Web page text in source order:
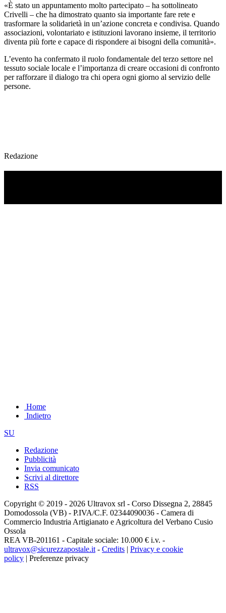
«È stato un appuntamento molto partecipato – ha sottolineato
Crivelli – che ha dimostrato quanto sia importante fare rete e
trasformare la solidarietà in un’azione concreta e condivisa. Quando
associazioni, volontariato e istituzioni lavorano insieme, il territorio
diventa più forte e capace di rispondere ai bisogni della comunità».
L’evento ha confermato il ruolo fondamentale del terzo settore nel
tessuto sociale locale e l’importanza di creare occasioni di confronto
per rafforzare il dialogo tra chi opera ogni giorno al servizio delle
persone.
Redazione
Home
Indietro
SU
Redazione
Pubblicità
Invia comunicato
Scrivi al direttore
RSS
Copyright © 2019 - 2026 Ultravox srl - Corso Dissegna 2, 28845
Domodossola (VB) - P.IVA/C.F. 02344090036 - Camera di
Commercio Industria Artigianato e Agricoltura del Verbano Cusio
Ossola
REA VB-201161 - Capitale sociale: 10.000 € i.v. -
ultravox@sicurezzapostale.it - Credits | Privacy e cookie
policy | Preferenze privacy